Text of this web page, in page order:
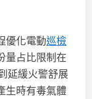
優化電動巡檢
量占比限制在
延緩火警舒展
生時有毒氣體